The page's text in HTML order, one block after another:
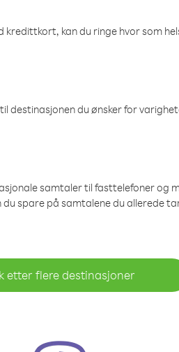
kan du ringe hvor som
du ønsker for
samtaler til fasttelefoner og
spare på samtalene du allerede
etter flere destinasjoner